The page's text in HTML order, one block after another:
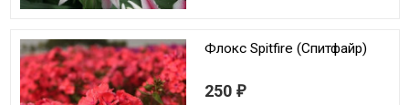
Флокс Spitfire (Спитфайр)
250 ₽